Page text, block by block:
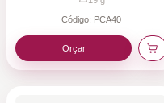
Código: PCA40
Orçar